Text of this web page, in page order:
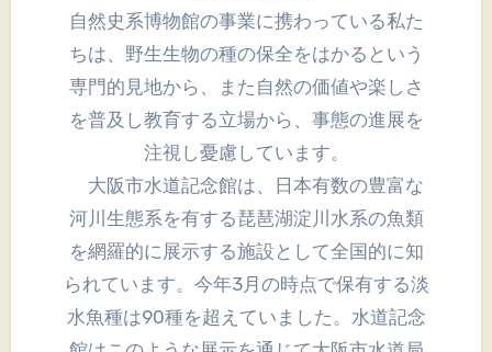
自然史系博物館の事業に携わっている私た
ちは、野生生物の種の保全をはかるという
専門的見地から、また自然の価値や楽しさ
を普及し教育する立場から、事態の進展を
注視し憂慮しています。
大阪市水道記念館は、日本有数の豊富な
河川生態系を有する琵琶湖淀川水系の魚類
を網羅的に展示する施設として全国的に知
られています。今年3月の時点で保有する淡
水魚種は90種を超えていました。水道記念